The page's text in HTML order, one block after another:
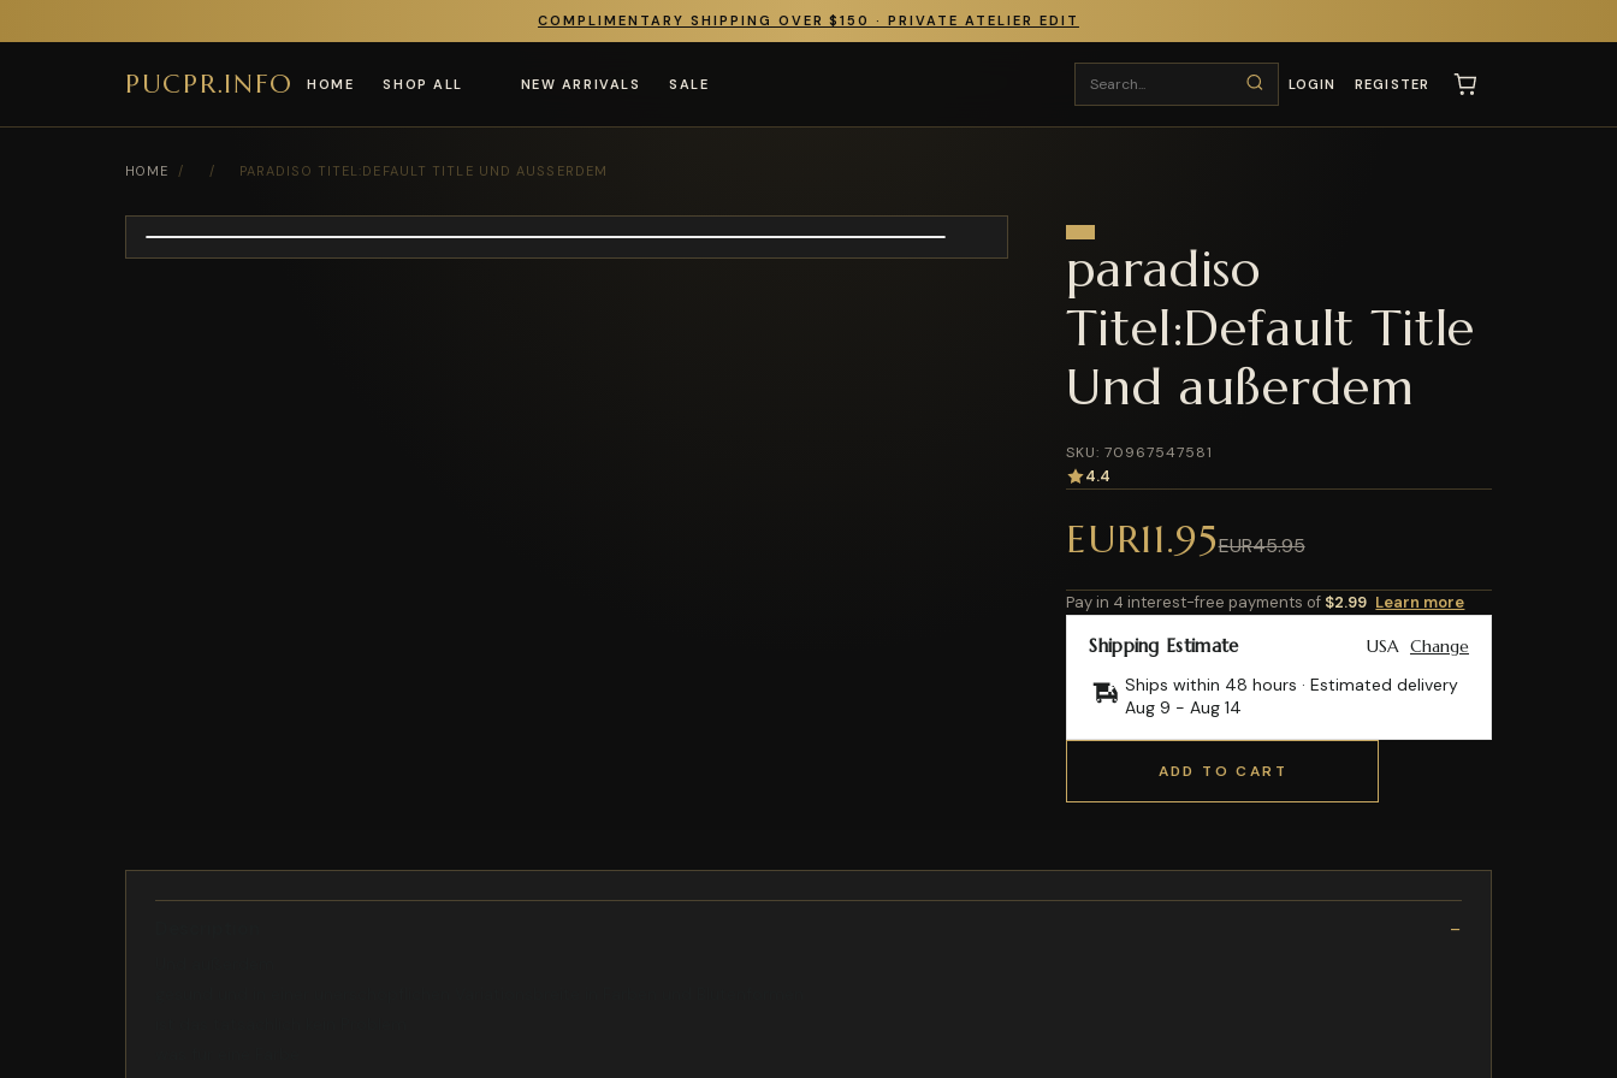
COMPLIMENTARY SHIPPING OVER $150 · PRIVATE ATELIER EDIT
PUCPR.INFO HOME SHOP ALL NEW ARRIVALS SALE LOGIN REGISTER
HOME / / PARADISO TITEL:DEFAULT TITLE UND AUSSERDEM
paradiso
Titel:Default Title
Und außerdem
SKU: 70967547581
4.4
EUR11.95EUR45.95
Pay in 4 interest-free payments of $2.99 Learn more
Shipping Estimate USA Change
Ships within 48 hours · Estimated delivery
Aug 9 -Aug 14
ADD TO CART